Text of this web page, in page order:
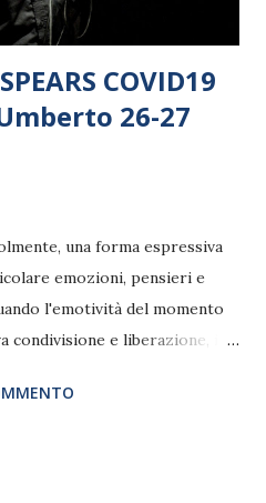
COVID19
26-27
una forma espressiva
emozioni, pensieri e
l'emotività del momento
e liberazione, il
la libertà di sfogarsi sull'onda
rispetto che deve alla sua